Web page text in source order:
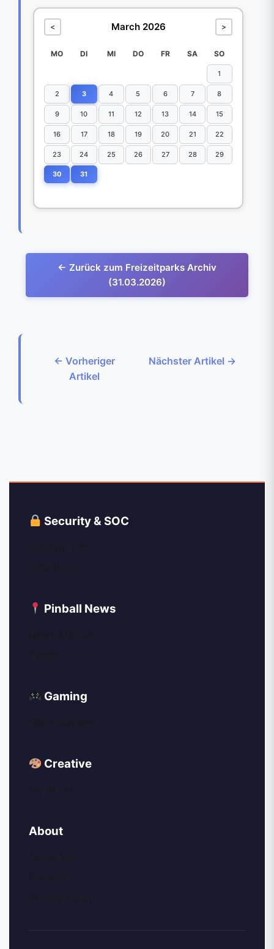
< March 2026 >
MO DI MI DO FR SA SO
1
2 3 4 5 6 7 8
9 10 11 12 13 14 15
16 17 18 19 20 21 22
23 24 25 26 27 28 29
30 31
← Zurück zum Freizeitparks Archiv
(31.03.2026)
← Vorheriger
Artikel
Nächster Artikel →
Security & SOC
Pinball News
Gaming
Creative
About